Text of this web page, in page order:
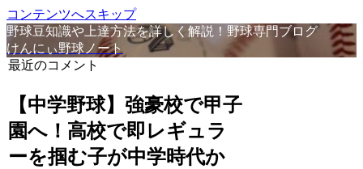
コンテンツへスキップ
野球豆知識や上達方法を詳しく解説！野球専門ブログ
けんにぃ野球ノート
最近のコメント
【中学野球】強豪校で甲子
園へ！高校で即レギュラ
ーを掴む子が中学時代か